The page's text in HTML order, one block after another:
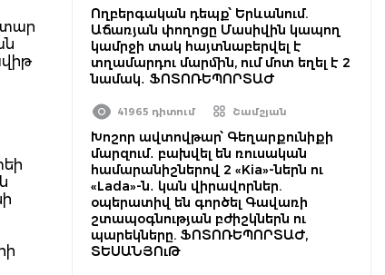
Ողբերգական դեպք՝ Երևանում.
Աճառյան փողոցը Մասիվին կապող
կամրջի տակ հայտնաբերվել է
տղամարդու մարմին, ում մոտ եղել է 2
նամակ․ ՖՈՏՈՌԵՊՈՐՏԱԺ
41965 դիտում Շամշյան
Խոշոր ավտովթար՝ Գեղարքունիքի
մարզում․ բախվել են ռուսական
համարանիշներով 2 «Kia»-ներն ու
«Lada»-ն․ կան վիրավորներ.
օպերատիվ են գործել Գավառի
շտապօգնության բժիշկներն ու
պարեկները. ՖՈՏՈՌԵՊՈՐՏԱԺ,
ՏԵՍԱՆՅՈւԹ